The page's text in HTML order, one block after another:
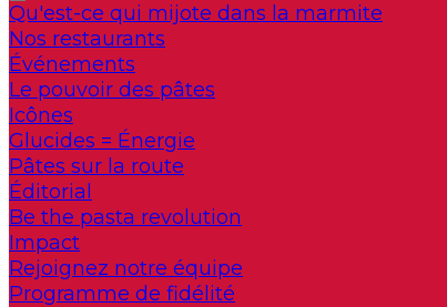
Qu'est-ce qui mijote dans la marmite
Nos restaurants
Événements
Le pouvoir des pâtes
Icônes
Glucides = Énergie
Pâtes sur la route
Éditorial
Be the pasta revolution
Impact
Rejoignez notre équipe
Programme de fidélité